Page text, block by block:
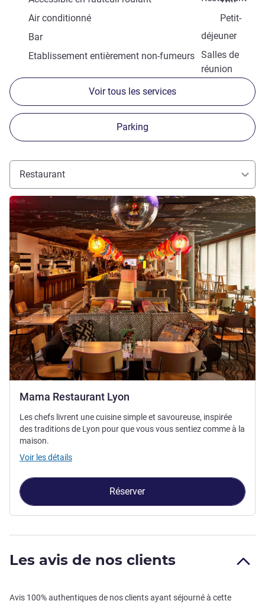
Air conditionné
Petit-
déjeuner
Bar
Salles de
réunion
Etablissement entièrement non-fumeurs
Voir tous les services
Parking
Restaurant
Mama Restaurant Lyon
Voir les détails
Les chefs livrent une cuisine simple et savoureuse, inspirée
des traditions de Lyon pour que vous vous sentiez comme à la
maison.
Voir les détails
Réserver
Les avis de nos clients
Avis 100% authentiques de nos clients ayant séjourné à cette